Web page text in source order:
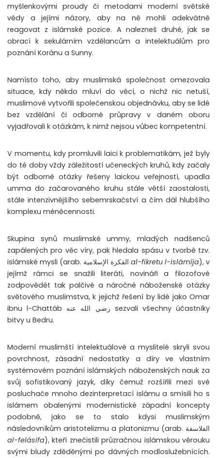
myšlenkovými proudy či metodami moderní světské
vědy a jejími názory, aby na ně mohli adekvátně
reagovat z islámské pozice. A nalezneš druhé, jak se
obrací k sekulárním vzdělancům a intelektuálům pro
poznání Koránu a Sunny.
Namísto toho, aby muslimská společnost omezovala
situace, kdy někdo mluví do věcí, o nichž nic netuší,
muslimové vytvořili společenskou objednávku, aby se lidé
bez vzdělání či odborné průpravy v daném oboru
vyjadřovali k otázkám, k nimž nejsou vůbec kompetentní.
V momentu, kdy promluvili laici k problematikám, jež byly
do té doby vždy záležitostí učeneckých kruhů, kdy začaly
být odborné otázky řešeny laickou veřejností, upadla
umma do začarovaného kruhu stále větší zaostalosti,
stále intenzivnějšího sebemrskačství a čím dál hlubšího
komplexu méněcennosti.
Skupina synů muslimské ummy, mladých nadšenců
zapálených pro věc víry, pak hledala spásu v tvorbě tzv.
al-fikretu l-islámíja), v
jejímž rámci se snažili literáti, novináři a filozofové
zodpovědět tak palčivé a náročné náboženské otázky
světového muslimstva, k jejichž řešení by lidé jako Omar
ibnu l-Chattáb رضي الله عنه sezvali všechny účastníky
bitvy u Bedru.
Moderní muslimští intelektuálové a myslitelé skryli svou
povrchnost, zásadní nedostatky a díry ve vlastním
systémovém poznání islámských náboženských nauk za
svůj sofistikovaný jazyk, díky čemuž rozšířili mezi své
posluchače mnoho dezinterpretací islámu a smísili ho s
islámem obalenými modernistické západní koncepty
podobně, jako se to stalo kdysi muslimským
následovníkům aristotelizmu a platonizmu (arab. الفلاسفة
al-felásifa), kteří znečistili průzračnou islámskou věrouku
svými bludy zděděnými po dávných modloslužebnících.